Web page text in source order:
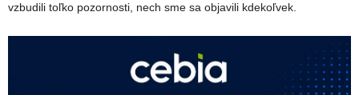
vzbudili toľko pozornosti, nech sme sa objavili kdekoľvek.